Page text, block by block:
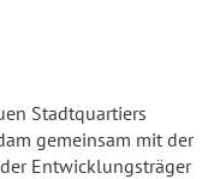
Stadtquartiers
gemeinsam mit der
Entwicklungsträger